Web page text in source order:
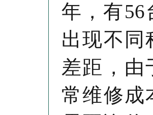
年，有
出现不同
差距，由
常维修成